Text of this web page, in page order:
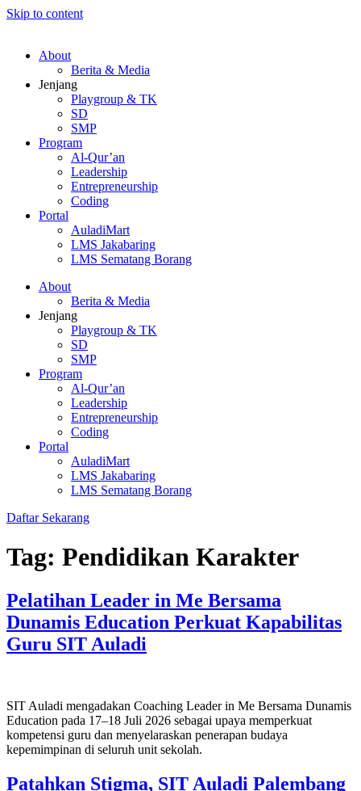
Skip to content
About
Berita & Media
Jenjang
Playgroup & TK
SD
SMP
Program
Al-Qur’an
Leadership
Entrepreneurship
Coding
Portal
AuladiMart
LMS Jakabaring
LMS Sematang Borang
About
Berita & Media
Jenjang
Playgroup & TK
SD
SMP
Program
Al-Qur’an
Leadership
Entrepreneurship
Coding
Portal
AuladiMart
LMS Jakabaring
LMS Sematang Borang
Daftar Sekarang
Tag: Pendidikan Karakter
Pelatihan Leader in Me Bersama
Dunamis Education Perkuat Kapabilitas
Guru SIT Auladi
SIT Auladi mengadakan Coaching Leader in Me Bersama Dunamis
Education pada 17–18 Juli 2026 sebagai upaya memperkuat
kompetensi guru dan menyelaraskan penerapan budaya
kepemimpinan di seluruh unit sekolah.
Patahkan Stigma, SIT Auladi Palembang